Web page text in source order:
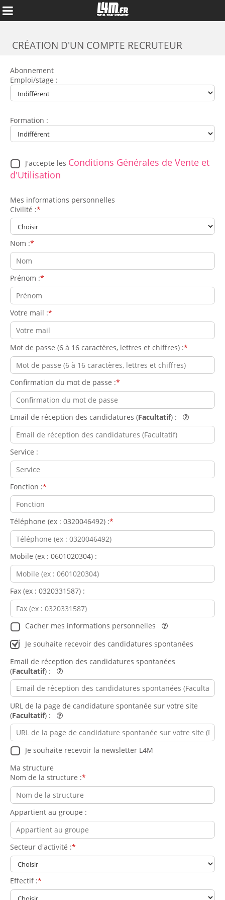
CRÉATION D'UN COMPTE RECRUTEUR
Abonnement
Emploi/stage :
Formation :
J'accepte les Conditions Générales de Vente et
d'Utilisation
Mes informations personnelles
Civilité :
Nom :
Prénom :
Votre mail :
Mot de passe (6 à 16 caractères, lettres et chiffres) :
Confirmation du mot de passe :
Email de réception des candidatures (Facultatif) :
Aide
Service :
Fonction :
Téléphone (ex : 0320046492) :
Mobile (ex : 0601020304) :
Fax (ex : 0320331587) :
Cacher mes informations personnelles
Je souhaite recevoir des candidatures spontanées
Email de réception des candidatures spontanées
(Facultatif) :
Aide
URL de la page de candidature spontanée sur votre site
(Facultatif) :
Aide
Je souhaite recevoir la newsletter L4M
Ma structure
Nom de la structure :
Appartient au groupe :
Secteur d'activité :
Effectif :